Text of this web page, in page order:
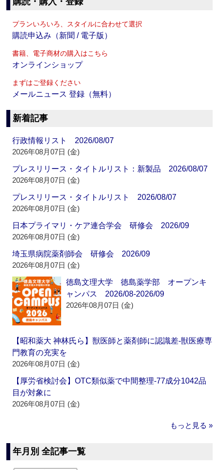
プランいろいろ、スタイルに合わせて選択
購読申込み（新聞 / 電子版）
書籍、電子商材の購入はこちら
オンラインショップ
まずはご登録ください
メールニュース 登録（無料）
新着記事
行政情報リスト 2026/08/07
2026年08月07日 (金)
プレスリリース・タイトルリスト：新製品 2026/08/07
2026年08月07日 (金)
プレスリリース・タイトルリスト 2026/08/07
2026年08月07日 (金)
日本プライマリ・ケア連合学会 研修会 2026/09
2026年08月07日 (金)
埼玉県病院薬剤師会 研修会 2026/09
2026年08月07日 (金)
徳島文理大学 徳島薬学部 オープンキ
ャンパス 2026/08-2026/09
2026年08月07日 (金)
【昭和薬大 神林氏ら】獣医師と薬剤師に認識差‐獣医療専
門教育の充実を
2026年08月07日 (金)
【厚労省検討会】OTC類似薬で中間整理‐77成分1042品
目が対象に
2026年08月07日 (金)
もっと見る »
年月別 全記事一覧